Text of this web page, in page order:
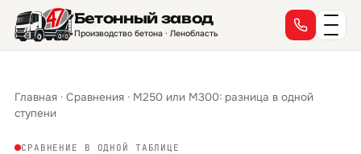
Бетонный завод
Производство бетона · Ленобласть
Главная · Сравнения · М250 или М300: разница в одной
ступени
СРАВНЕНИЕ В ОДНОЙ ТАБЛИЦЕ